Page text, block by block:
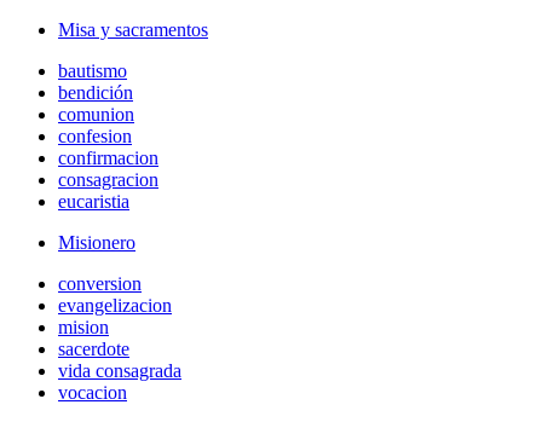
Misa y sacramentos
bautismo
bendición
comunion
confesion
confirmacion
consagracion
eucaristia
Misionero
conversion
evangelizacion
mision
sacerdote
vida consagrada
vocacion